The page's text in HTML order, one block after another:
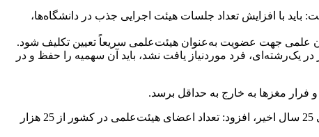
با افزایش تعداد جلسات هیئت اجرایی جذب در دانشگاه‌ها،
علمی جهت عضویت به‌عنوان هیئت‌علمی سریعاً تعیین تکلیف شود.
فرد موردنیاز یافت نشد، باید آن سهمیه را حفظ و در
فرار مغزها به خارج به حداقل برسد.
رئیس هیئت عالی جذب اعضای هیئت‌علمی دانشگاهها و موسسات آموزش عالی با اشاره به رشد فزاینده اعضای هیئت‌علمی در کشور طی 25 سال اخیر، افزود: تعداد اعضای هیئت‌علمی در کشور از 25 هزار